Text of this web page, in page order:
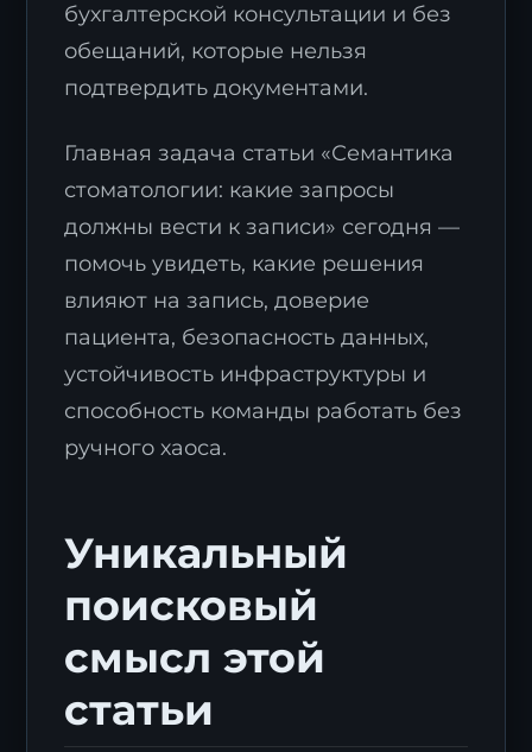
бухгалтерской консультации и без
обещаний, которые нельзя
подтвердить документами.
Главная задача статьи «Семантика
стоматологии: какие запросы
должны вести к записи» сегодня —
помочь увидеть, какие решения
влияют на запись, доверие
пациента, безопасность данных,
устойчивость инфраструктуры и
способность команды работать без
ручного хаоса.
Уникальный
поисковый
смысл этой
статьи